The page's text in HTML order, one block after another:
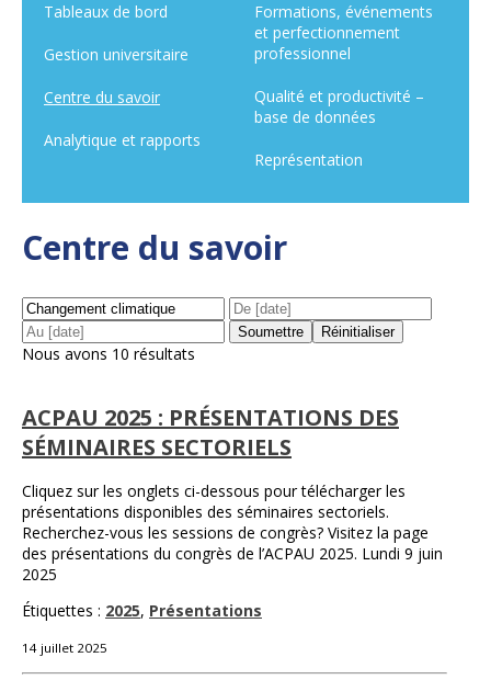
Tableaux de bord
Gestion universitaire
Centre du savoir
Analytique et rapports
Formations, événements
et perfectionnement
professionnel
Qualité et productivité –
base de données
Représentation
Centre du savoir
Nous avons 10 résultats
ACPAU 2025 : PRÉSENTATIONS DES
SÉMINAIRES SECTORIELS
Cliquez sur les onglets ci-dessous pour télécharger les
présentations disponibles des séminaires sectoriels.
Recherchez-vous les sessions de congrès? Visitez la page
des présentations du congrès de l’ACPAU 2025. Lundi 9 juin
2025
Étiquettes : 2025, Présentations
14 juillet 2025